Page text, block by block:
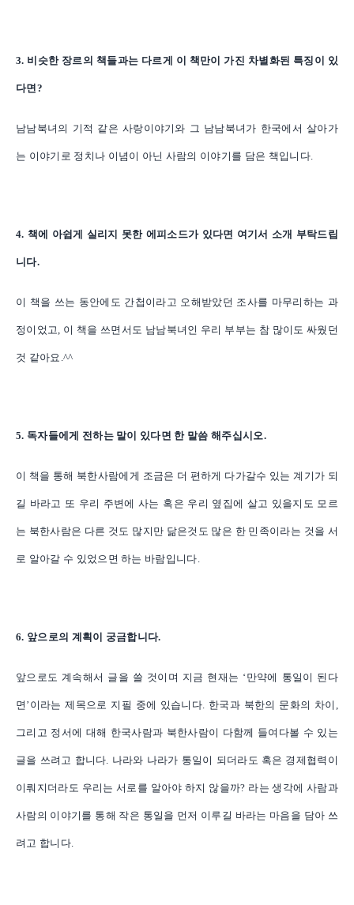
3. 비슷한 장르의 책들과는 다르게 이 책만이 가진 차별화된 특징이 있
다면?
남남북녀의 기적 같은 사랑이야기와 그 남남북녀가 한국에서 살아가
는 이야기로 정치나 이념이 아닌 사람의 이야기를 담은 책입니다.
4. 책에 아쉽게 실리지 못한 에피소드가 있다면 여기서 소개 부탁드립
니다.
이 책을 쓰는 동안에도 간첩이라고 오해받았던 조사를 마무리하는 과
정이었고, 이 책을 쓰면서도 남남북녀인 우리 부부는 참 많이도 싸웠던
것 같아요.^^
5. 독자들에게 전하는 말이 있다면 한 말씀 해주십시오.
이 책을 통해 북한사람에게 조금은 더 편하게 다가갈수 있는 계기가 되
길 바라고 또 우리 주변에 사는 혹은 우리 옆집에 살고 있을지도 모르
는 북한사람은 다른 것도 많지만 닮은것도 많은 한 민족이라는 것을 서
로 알아갈 수 있었으면 하는 바람입니다.
6. 앞으로의 계획이 궁금합니다.
앞으로도 계속해서 글을 쓸 것이며 지금 현재는 ‘만약에 통일이 된다
면’이라는 제목으로 지필 중에 있습니다. 한국과 북한의 문화의 차이,
그리고 정서에 대해 한국사람과 북한사람이 다함께 들여다볼 수 있는
글을 쓰려고 합니다. 나라와 나라가 통일이 되더라도 혹은 경제협력이
이뤄지더라도 우리는 서로를 알아야 하지 않을까? 라는 생각에 사람과
사람의 이야기를 통해 작은 통일을 먼저 이루길 바라는 마음을 담아 쓰
려고 합니다.